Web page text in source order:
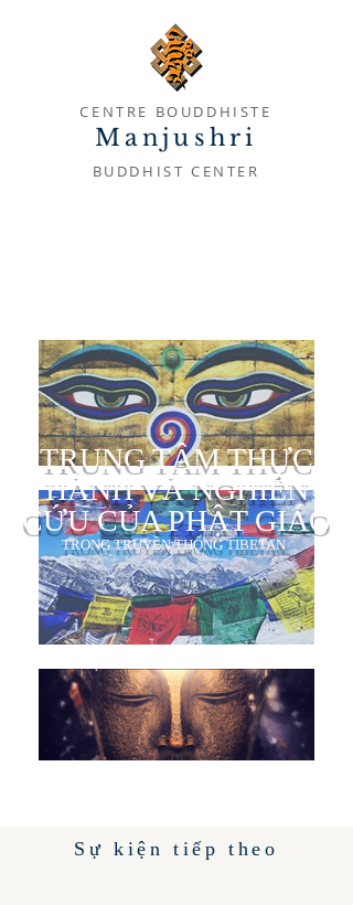
CENTRE BOUDDHISTE
Manjushri
BUDDHIST CENTER
TRUNG TÂM THỰC
HÀNH VÀ NGHIÊN
CỨU CỦA PHẬT GIÁO
TRONG TRUYỀN THỐNG TIBETAN
Sự kiện tiếp theo